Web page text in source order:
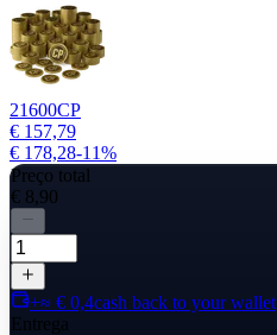
21600CP
€ 157,79
€ 178,28-11%
Preço total
€ 8,90
+≈ € 0,4cash back to your wallet
Entrega